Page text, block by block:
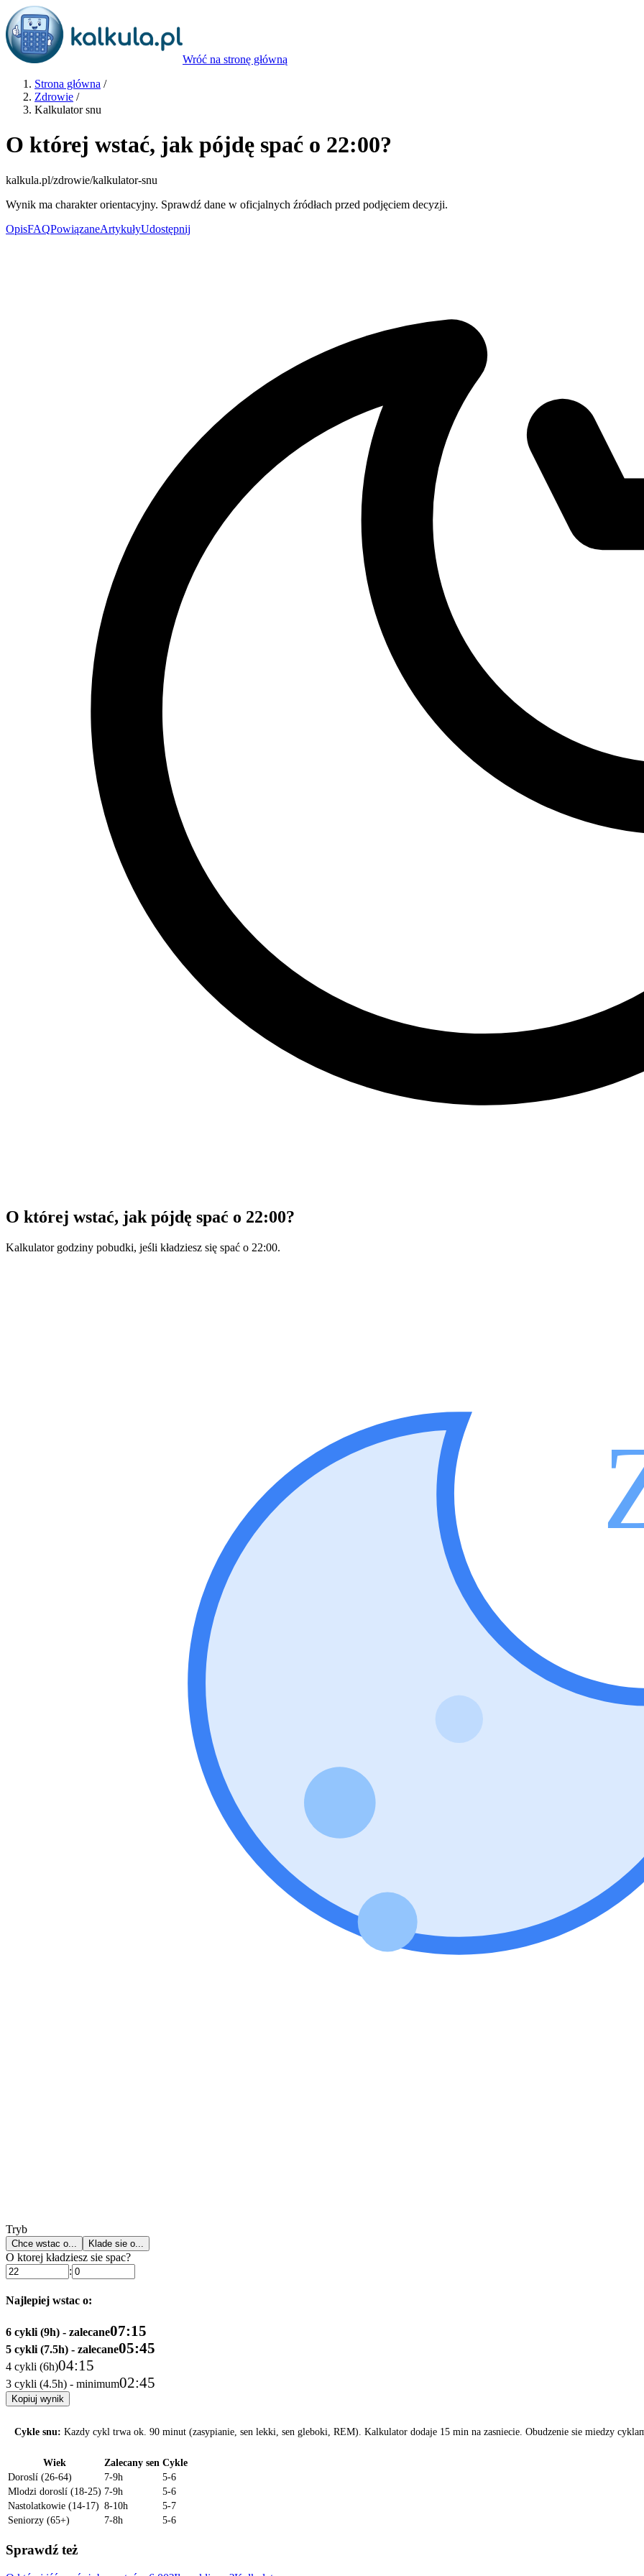
Wróć na stronę główną
Strona główna /
Zdrowie /
Kalkulator snu
O której wstać, jak pójdę spać o 22:00?
kalkula.pl/zdrowie/kalkulator-snu
Wynik ma charakter orientacyjny. Sprawdź dane w oficjalnych źródłach przed podjęciem decyzji.
OpisFAQPowiązaneArtykułyUdostępnij
O której wstać, jak pójdę spać o 22:00?
Kalkulator godziny pobudki, jeśli kładziesz się spać o 22:00.
Tryb
Chce wstac o... Klade sie o...
O ktorej kładziesz sie spac?
:
Najlepiej wstac o:
6 cykli (9h) - zalecane07:15
5 cykli (7.5h) - zalecane05:45
4 cykli (6h)04:15
3 cykli (4.5h) - minimum02:45
Kopiuj wynik
Cykle snu: Kazdy cykl trwa ok. 90 minut (zasypianie, sen lekki, sen gleboki, REM). Kalkulator dodaje 15 min na zasniecie. Obudzenie sie miedzy
Wiek Zalecany sen Cykle
Doroslí (26-64)
7-9h
5-6
Mlodzi doroslí (18-25) 7-9h
5-6
Nastolatkowie (14-17) 8-10h
5-7
Seniorzy (65+)
7-8h 5-6
Sprawdź też